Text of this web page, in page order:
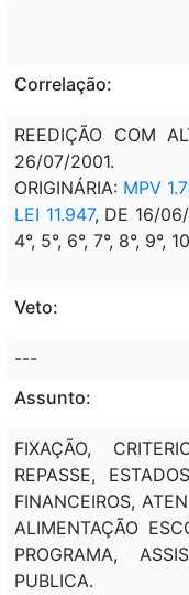
Correlação:
REEDIÇÃO COM
26/07/2001.
ORIGINÁRIA: MPV
LEI 11.947, DE 16/
4°, 5°, 6°, 7°, 8°, 9°,
Veto:
---
Assunto:
FIXAÇÃO,
REPASSE,
FINANCEIROS,
ALIMENTAÇÃO
PROGRAMA,
PUBLICA.